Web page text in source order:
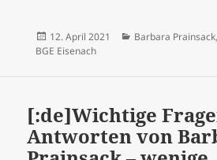
Veröffentlicht
am
12. April 2021 Kategorien
Barbara Prainsack,
BGE Eisenach
[:de]Wichtige
Antworten von